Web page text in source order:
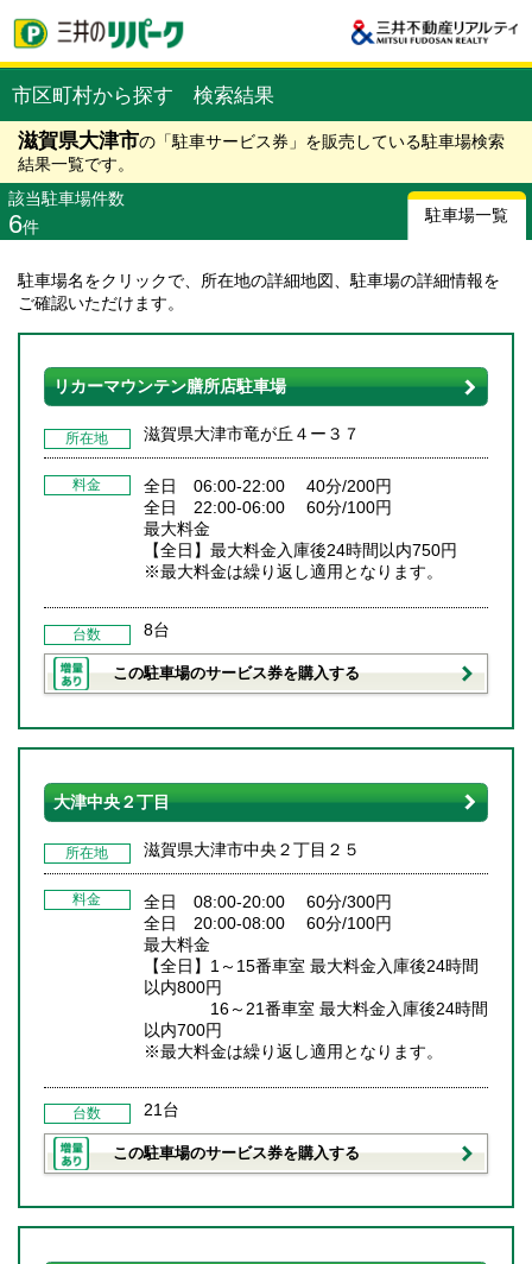
市区町村から探す 検索結果
滋賀県大津市の「駐車サービス券」を販売している駐車場検索
結果一覧です。
該当駐車場件数
6件
駐車場一覧
駐車場名をクリックで、所在地の詳細地図、駐車場の詳細情報を
ご確認いただけます。
リカーマウンテン膳所店駐車場
所在地 滋賀県大津市竜が丘４ー３７
料金
全日 06:00-22:00 40分/200円
全日 22:00-06:00 60分/100円
最大料金
【全日】最大料金入庫後24時間以内750円
※最大料金は繰り返し適用となります。
台数 8台
この駐車場のサービス券を購入する
大津中央２丁目
所在地 滋賀県大津市中央２丁目２５
料金
全日 08:00-20:00 60分/300円
全日 20:00-08:00 60分/100円
最大料金
【全日】1～15番車室 最大料金入庫後24時間
以内800円
16～21番車室 最大料金入庫後24時間
以内700円
※最大料金は繰り返し適用となります。
台数 21台
この駐車場のサービス券を購入する